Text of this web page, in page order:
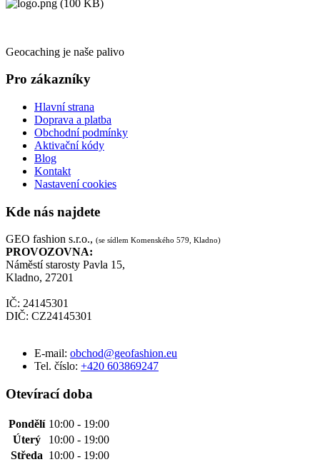
Geocaching je naše palivo
Pro zákazníky
Hlavní strana
Doprava a platba
Obchodní podmínky
Aktivační kódy
Blog
Kontakt
Nastavení cookies
Kde nás najdete
GEO fashion s.r.o., (se sídlem Komenského 579, Kladno)
PROVOZOVNA:
Náměstí starosty Pavla 15,
Kladno, 27201
IČ: 24145301
DIČ: CZ24145301
E-mail: obchod@geofashion.eu
Tel. číslo: +420 603869247
Otevírací doba
Pondělí 10:00 - 19:00
Úterý
10:00 - 19:00
Středa 10:00 - 19:00